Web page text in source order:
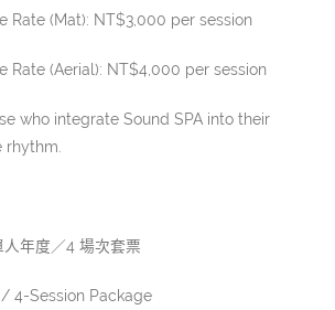
Rate (Mat): NT$3,000 per session
Rate (Aerial): NT$4,000 per session
who integrate Sound SPA into their
年度／4 場次套票
4-Session Package